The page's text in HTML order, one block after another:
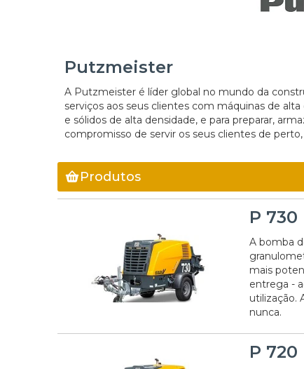
Putzmeister
A Putzmeister é líder global no mundo da
serviços aos seus clientes com máquinas de
e sólidos de alta densidade, e para preparar,
compromisso de servir os seus clientes de
Produtos
P 730
A bomba
mais
entrega -
utilização.
nunca.
P 720